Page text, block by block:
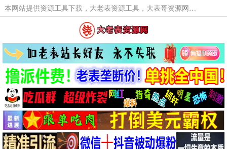
本网站提供资源工具下载，大老表资源工具，大表哥资源网软件工具，大老表资源下载，活动线报福利资源分享,活动线报，大型网游经典游戏，网络热门技术游戏辅助交流与分享。